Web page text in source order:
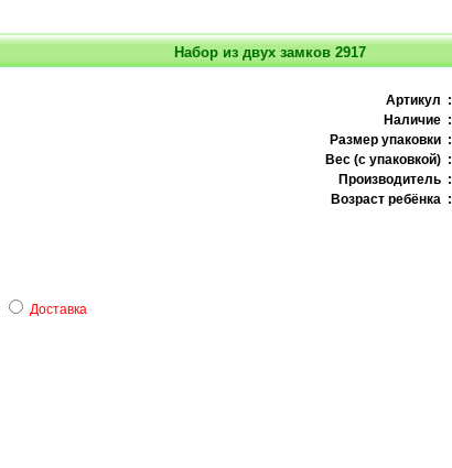
Набор из двух замков 2917
Артикул :
Наличие :
Размер упаковки :
Вес (с упаковкой) :
Производитель :
Возраст ребёнка :
Доставка